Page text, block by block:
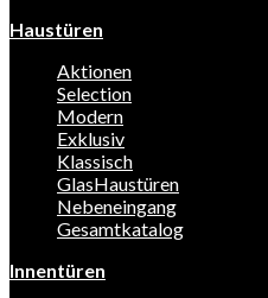
Haustüren
Aktionen
Selection
Modern
Exklusiv
Klassisch
GlasHaustüren
Nebeneingang
Gesamtkatalog
Innentüren